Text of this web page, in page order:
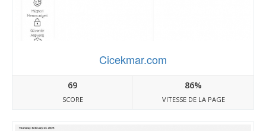
Cicekmar.com
69
SCORE
86%
VITESSE DE LA PAGE